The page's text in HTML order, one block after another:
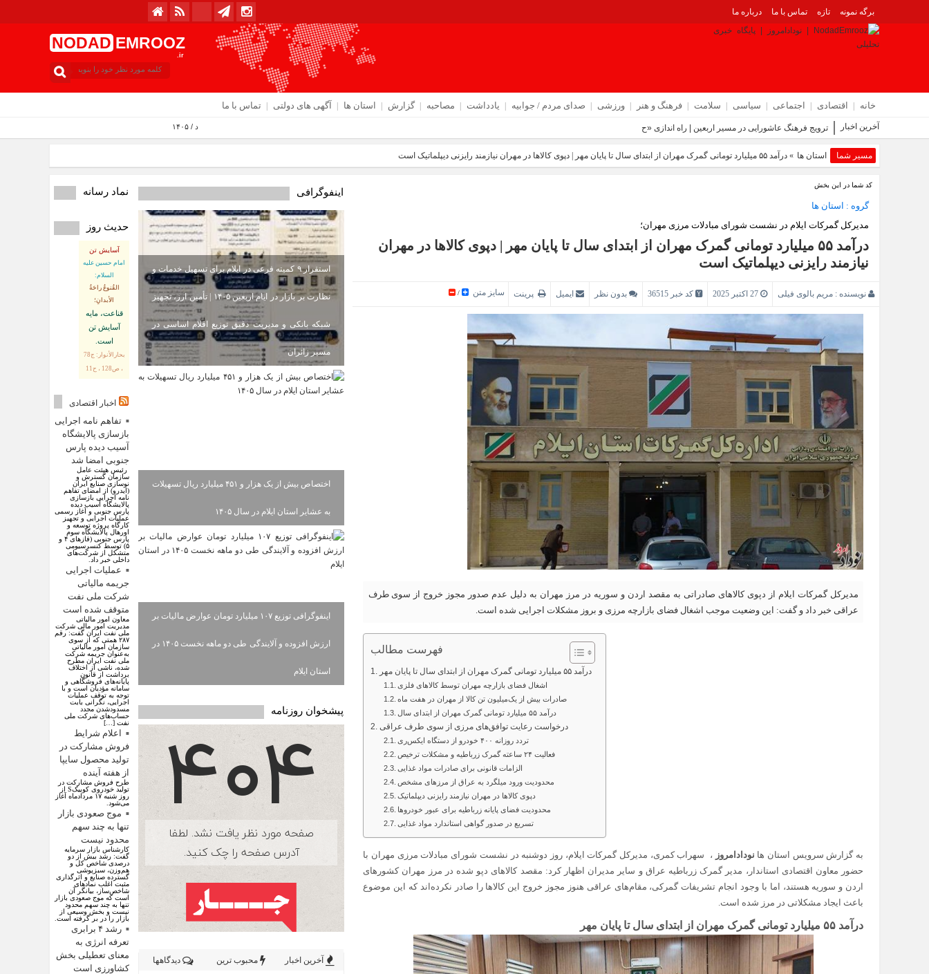
برگه نمونه تازه تماس با ما درباره ما
NODAD EMROOZ
.ir
خانه اقتصادی اجتماعی سیاسی سلامت فرهنگ و هنر ورزشی صدای مردم / جوابیه یادداشت مصاحبه گزارش استان ها آگهی های دولتی تماس با ما
آخرین اخبار ترویج فرهنگ عاشورایی در مسیر اربعین | راه‌ اندازی «حسینه کتاب» در موکب مرکزی دهلران
مسیر شما استان ها » درآمد ۵۵ میلیارد تومانی گمرک مهران از ابتدای سال تا پایان مهر | دپوی کالاها در مهران نیازمند رایزنی دیپلماتیک است
کد شما در این بخش
گروه : استان ها
مدیرکل گمرکات ایلام در نشست شورای مبادلات مرزی مهران؛
درآمد ۵۵ میلیارد تومانی گمرک مهران از ابتدای سال تا پایان مهر | دپوی کالاها در مهران
نیازمند رایزنی دیپلماتیک است
نویسنده : مریم بالوی فیلی کد خبر 36515 بدون نظر ایمیل پرینت سایز متن /
مدیرکل گمرکات ایلام از دپوی کالاهای صادراتی به مقصد اردن و سوریه در مرز مهران به دلیل عدم صدور مجوز خروج از سوی طرف
عراقی خبر داد و گفت: این وضعیت موجب اشغال فضای بازارچه مرزی و بروز مشکلات اجرایی شده است.
فهرست مطالب
درآمد ۵۵ میلیارد تومانی گمرک مهران از ابتدای سال تا پایان مهر
اشغال فضای بازارچه مهران توسط کالاهای فلزی
صادرات بیش از یک‌میلیون تن کالا از مهران در هفت ماه
درآمد ۵۵ میلیارد تومانی گمرک مهران از ابتدای سال
درخواست رعایت توافق‌های مرزی از سوی طرف عراقی
تردد روزانه ۴۰۰ خودرو از دستگاه ایکس‌ری
فعالیت ۲۴ ساعته گمرک زرباطیه و مشکلات ترخیص
الزامات قانونی برای صادرات مواد غذایی
محدودیت ورود میلگرد به عراق از مرزهای مشخص
دپوی کالاها در مهران نیازمند رایزنی دیپلماتیک
محدودیت فضای پایانه زرباطیه برای عبور خودروها
تسریع در صدور گواهی استاندارد مواد غذایی
به گزارش سرویس استان ها نودادامروز ، سهراب کمری، مدیرکل گمرکات ایلام، روز دوشنبه در نشست شورای مبادلات مرزی مهران با
حضور معاون اقتصادی استاندار، مدیر گمرک زرباطیه عراق و سایر مدیران اظهار کرد: مقصد کالاهای دپو شده در مرز مهران کشورهای
اردن و سوریه هستند، اما با وجود انجام تشریفات گمرکی، مقام‌های عراقی هنوز مجوز خروج این کالاها را صادر نکرده‌اند که این موضوع
باعث ایجاد مشکلاتی در مرز شده است.
درآمد ۵۵ میلیارد تومانی گمرک مهران از ابتدای سال تا پایان مهر
اینفوگرافی
استقرار ۹ کمیته فرعی در ایلام برای تسهیل خدمات و
نظارت بر بازار در ایام اربعین ۱۴۰۵ | تأمین ارز، تجهیز
شبکه بانکی و مدیریت دقیق توزیع اقلام اساسی در
مسیر زائران
اختصاص بیش از یک هزار و ۴۵۱ میلیارد ریال تسهیلات
به عشایر استان ایلام در سال ۱۴۰۵
اینفوگرافی توزیع ۱۰۷ میلیارد تومان عوارض مالیات بر
ارزش افزوده و آلایندگی طی دو ماهه نخست ۱۴۰۵ در
استان ایلام
پیشخوان روزنامه
آخرین اخبار محبوب ترین دیدگاهها
نماد رسانه
حدیث روز
آسایش تن
امام حسین علیه
السلام:
القُنوعُ راحَةُ
الأبدانِ؛
قناعت، مايه
آسايش تن
است.
بحارالأنوار: ج78
، ص128 ، ح11
اخبار اقتصادی
تفاهم نامه اجرایی
بازسازی پالایشگاه
آسیب دیده پارس
جنوبی امضا شد
رئیس هیئت عامل
سازمان گسترش و
نوسازی صنایع ایران
(ایدرو) از امضای تفاهم
نامه اجرایی بازسازی
پالایشگاه آسیب دیده
پارس جنوبی و آغاز رسمی
عملیات اجرایی و تجهیز
کارگاه پروژه توسعه و
اورهال پالایشگاه سوم
پارس جنوبی (فاز‌های ۴ و
۵) توسط کنسرسیومی
متشکل از شرکت‌های
داخلی خبر داد.
عملیات اجرایی
جریمه مالیاتی
شرکت ملی نفت
متوقف شده است
معاون امور مالیاتی
مدیریت امور مالی شرکت
ملی نفت ایران گفت: رقم
۲۸۷ همتی که از سوی
سازمان امور مالیاتی
به‌عنوان جریمه شرکت
ملی نفت ایران مطرح
شده، ناشی از اختلاف
برداشت از قانون
پایانه‌های فروشگاهی و
سامانه مؤدیان است و با
توجه به توقف عملیات
اجرایی، نگرانی بابت
مسدودشدن مجدد
حساب‌های شرکت ملی
نفت […]
اعلام شرایط
فروش مشارکت در
تولید محصول سایپا
از هفته آینده
طرح فروش مشارکت در
تولید خودروی کوییکS از
روز شنبه ۱۷ مردادماه آغاز
می‌شود.
موج صعودی بازار
تنها به چند سهم
محدود نیست
کارشناس بازار سرمایه
گفت: رشد بیش از دو
درصدی شاخص کل و
هم‌وزن، سبزپوشی
گسترده صنایع و اثرگذاری
مثبت اغلب نماد‌های
شاخص‌ساز، بیانگر آن
است که موج صعودی بازار
تنها به چند سهم محدود
نیست و بخش وسیعی از
بازار را در بر گرفته است.
رشد ۴ برابری
تعرفه انرژی به
معنای تعطیلی بخش
کشاورزی است